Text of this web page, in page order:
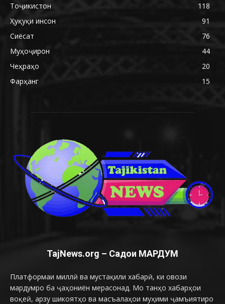
Тоҷикистон
118
Ҳуқуқи инсон
91
Сиёсат
76
Муҳоҷирон
44
Чеҳраҳо
20
Фарҳанг
15
TajNews.org – Садои МАРДУМ
Платформаи миллӣ ва мустақили хабарӣ, ки овози
мардумро ба ҷаҳониён мерасонад. Мо танҳо хабарҳои
воқеӣ, арзу шикоятҳо ва масъалаҳои муҳими ҷамъиятиро